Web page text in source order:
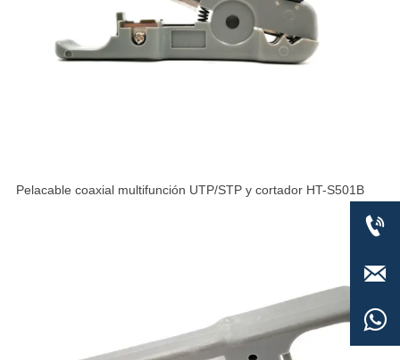
Pelacable coaxial multifunción UTP/STP y cortador HT-S501B


